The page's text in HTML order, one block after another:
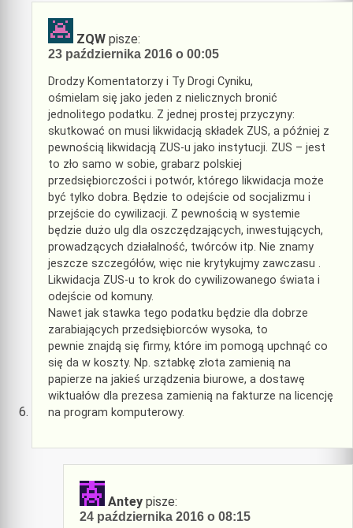
ZQW pisze:
23 października 2016 o 00:05
Drodzy Komentatorzy i Ty Drogi Cyniku,
ośmielam się jako jeden z nielicznych bronić
jednolitego podatku. Z jednej prostej przyczyny:
skutkować on musi likwidacją składek ZUS, a później z
pewnością likwidacją ZUS-u jako instytucji. ZUS – jest
to zło samo w sobie, grabarz polskiej
przedsiębiorczości i potwór, którego likwidacja może
być tylko dobra. Będzie to odejście od socjalizmu i
przejście do cywilizacji. Z pewnością w systemie
będzie dużo ulg dla oszczędzających, inwestujących,
prowadzących działalność, twórców itp. Nie znamy
jeszcze szczegółów, więc nie krytykujmy zawczasu .
Likwidacja ZUS-u to krok do cywilizowanego świata i
odejście od komuny.
Nawet jak stawka tego podatku będzie dla dobrze
zarabiających przedsiębiorców wysoka, to
pewnie znajdą się firmy, które im pomogą upchnąć co
się da w koszty. Np. sztabkę złota zamienią na
papierze na jakieś urządzenia biurowe, a dostawę
wiktuałów dla prezesa zamienią na fakturze na licencję
na program komputerowy.
Antey pisze:
24 października 2016 o 08:15